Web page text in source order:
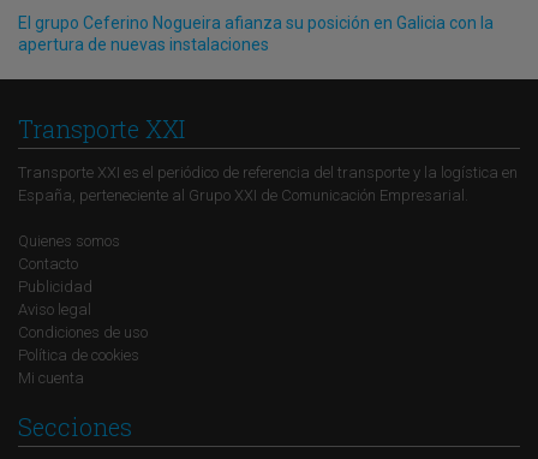
El grupo Ceferino Nogueira afianza su posición en Galicia con la
apertura de nuevas instalaciones
Transporte XXI
Transporte XXI es el periódico de referencia del transporte y la logística en
España, perteneciente al Grupo XXI de Comunicación Empresarial.
Quienes somos
Contacto
Publicidad
Aviso legal
Condiciones de uso
Política de cookies
Mi cuenta
Secciones